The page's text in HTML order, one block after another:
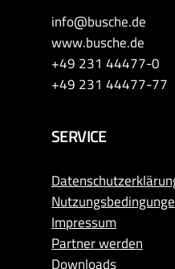
info@busche.de
www.busche.de
+49 231 44477-0
+49 231 44477-77
SERVICE
Impressum
Partner werden
Downloads